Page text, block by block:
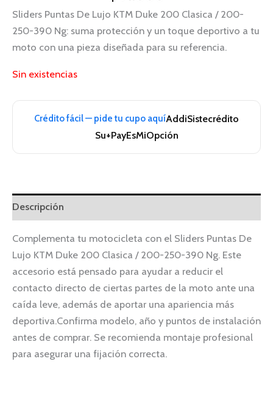
Sliders Puntas De Lujo KTM Duke 200 Clasica / 200-
250-390 Ng: suma protección y un toque deportivo a tu
moto con una pieza diseñada para su referencia.
Sin existencias
Crédito fácil — pide tu cupo aquíAddiSistecrédito
Su+PayEsMiOpción
Descripción
Complementa tu motocicleta con el Sliders Puntas De
Lujo KTM Duke 200 Clasica / 200-250-390 Ng. Este
accesorio está pensado para ayudar a reducir el
contacto directo de ciertas partes de la moto ante una
caída leve, además de aportar una apariencia más
deportiva.Confirma modelo, año y puntos de instalación
antes de comprar. Se recomienda montaje profesional
para asegurar una fijación correcta.